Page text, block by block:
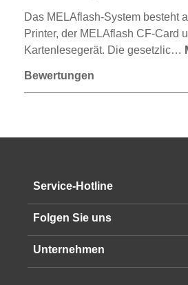
Das MELAflash-System besteht
Printer, der MELAflash CF-Card
Kartenlesegerät. Die gesetzlic…
Bewertungen
Service-Hotline
Folgen Sie uns
Unternehmen